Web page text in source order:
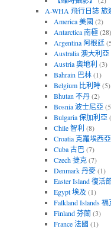
A-WHA 飛行日誌 旅
America 美國 (2)
Antarctica 南極(28)
Argentina 阿根廷
Australia 澳大利亞
Austria 奧地利 (3)
Bahrain 巴林(1)
Belgium 比利時(5)
Bhutan 不丹(2)
Bosnia 波士尼亞
Bulgaria 保加利亞
Chile 智利 (8)
Croatia 克羅埃西
Cuba 古巴(7)
Czech 捷克(7)
Denmark 丹麥(1)
Easter Island 復活
Egypt 埃及 (1)
Falkland Islands
Finland 芬蘭(3)
France 法國 (1)